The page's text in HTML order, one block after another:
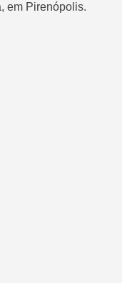
em Pirenópolis.